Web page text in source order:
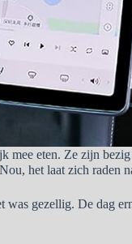
mee eten. Ze zijn
het laat zich raden
gezellig. De dag